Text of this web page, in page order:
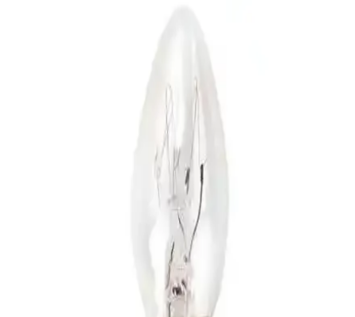
ve kalıcı kokularıyla evinizde lüks bir atmosfer yaratır. Pratik
kullanımıyla tüm ortamı sarar, misafirlerinizi etkiler.
Evde Doğal Parfüm Yapımı: Kendi Kokunuzu
Yaratmanın Pratik ve Güvenli Yolu
Evde parfüm yapımı, doğal içeriklerle özgün ve kalıcı kokular
oluşturmayı sağlar. Malzemeler, koku notaları ve olgunlaşma
süreciyle kişisel ve sağlıklı parfümler tasarlayın.
Beyaz Sabun Kokusu ile Dekorasyonda Ferahlık ve
Temizlik Hissi Yaratmanın Yolları
Beyaz sabun kokusu, dekorasyonda ferahlık ve temizlik hissi sağlar.
Mobilya ve aksesuarlarla uyumlu kullanımıyla mekanlara şıklık ve
huzur katar, kalıcılığıyla uzun süre etkili olur.